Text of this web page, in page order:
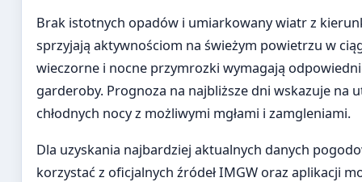
Brak istotnych opadów i umiarkowany wiatr z
sprzyjają aktywnościom na świeżym powietrzu w
wieczorne i nocne przymrozki wymagają
garderoby. Prognoza na najbliższe dni wskazuje na
chłodnych nocy z możliwymi mgłami i zamgleniami.
Dla uzyskania najbardziej aktualnych danych
korzystać z oficjalnych źródeł IMGW oraz aplikacji